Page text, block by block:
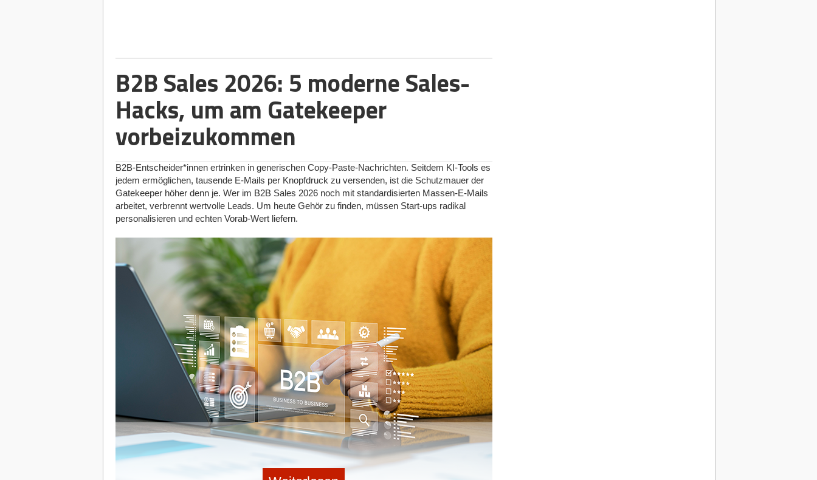
verwendet. Sie gehört zum Internet wie das „up“ zu „Start“. Aber warum ist die Verwendung der
Google Ads sind vielfältig, aber komplex
Du kannst genau bestimmen, welchem Nutzer deine Werbung angezeigt wird, bei welchen
willst. Geschlecht, Alter und sonstige demographische Angaben können Eckpunkte deiner bei
Google festgelegten Zielgruppe sein. Du zahlst nur dann, wenn auch jemand auf deine Werbung
klickt, und kannst ein festes tägliches bzw. monatliches Budget bestimmen. So weit, so einfach –
das wäre es zumindest, wenn es keine Mitbewerber gäbe, die ebenfalls bei Google werben.
Die Konkurrenz bei Google
Um zu entscheiden, welche der vielen geschalteten Anzeigen bei einer Suchanfrage ausgespielt
wird, gibt es ein kompliziertes Bietersystem. Doch damit nicht genug, denn du musst genau die
passenden Suchwörter bewerben. Sind diese zu beliebt, musst du zu viel auf den einzelnen Klick
bieten und kannst mit deinem Budget nur eine zu kleine Menge an Personen erreichen. Werden
die Suchwörter hingegen zu selten eingegeben, benötigst du zwar nur ein geringes Gebot, es gibt
aber zu wenige Personen, die sich für dein Angebot interessieren.
Um die richtige Balance zwischen beliebten und günstigen Keywords zu finden, musst du zudem
die Performance deiner Google Ads beständig überprüfen. Es lässt sich also festhalten, dass
Google AdWords eine kleine Wissenschaft für sich ist.
Warum du eine Google AdWords Agentur beauftragen solltest
Die Komplexität des Themas Google Ads macht deutlich, dass es viele Gelegenheiten gibt, bei
der Suchmaschinenwerbung Geld zu verbrennen. Typische Anfängerfehler wie falsche-
Versprechen-Keywords (die zu enttäuschten Besuchern, winzigen Aufenthaltsraten und einer
Abwertung deiner Seite führen) oder falsche Gebotshöhen steigern deine Ausgaben, ohne dass
die gewünschten Ergebnisse erzielt werden können. Setze dein Budget so klug wie möglich ein
B2B Sales 2026: 5 moderne Sales-
Hacks, um am Gatekeeper
vorbeizukommen
B2B-Entscheider*innen ertrinken in generischen Copy-Paste-Nachrichten. Seitdem KI-Tools es
jedem ermöglichen, tausende E-Mails per Knopfdruck zu versenden, ist die Schutzmauer der
Gatekeeper höher denn je. Wer im B2B Sales 2026 noch mit standardisierten Massen-E-Mails
arbeitet, verbrennt wertvolle Leads. Um heute Gehör zu finden, müssen Start-ups radikal
personalisieren und echten Vorab-Wert liefern.